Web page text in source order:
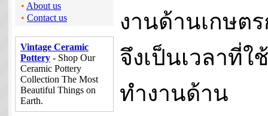
• About us
• Contact us
Vintage Ceramic
Pottery - Shop Our
Ceramic Pottery
Collection The Most
Beautiful Things on
Earth.
งานด้านเกษต
จึงเป็นเวลาที่ใช้
ทำงานด้าน